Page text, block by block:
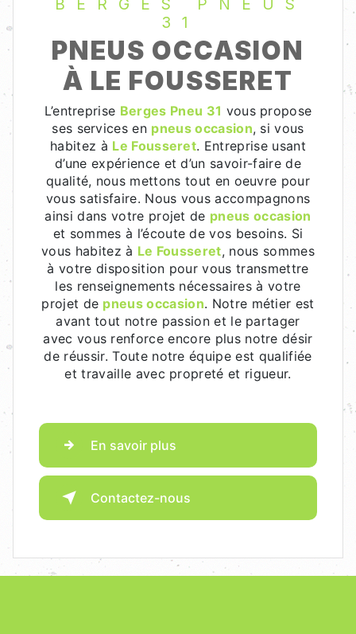
BERGÈS PNEUS
31
PNEUS OCCASION
À LE FOUSSERET
L’entreprise Berges Pneu 31 vous propose
ses services en pneus occasion, si vous
habitez à Le Fousseret. Entreprise usant
d’une expérience et d’un savoir-faire de
qualité, nous mettons tout en oeuvre pour
vous satisfaire. Nous vous accompagnons
ainsi dans votre projet de pneus occasion
et sommes à l’écoute de vos besoins. Si
vous habitez à Le Fousseret, nous sommes
à votre disposition pour vous transmettre
les renseignements nécessaires à votre
projet de pneus occasion. Notre métier est
avant tout notre passion et le partager
avec vous renforce encore plus notre désir
de réussir. Toute notre équipe est qualifiée
et travaille avec propreté et rigueur.
En savoir plus
Contactez-nous